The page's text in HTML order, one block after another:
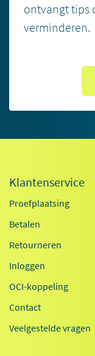
ontvangt tips
verminderen.
Klantenservice
Proefplaatsing
Betalen
Retourneren
Inloggen
OCI-koppeling
Contact
Veelgestelde vragen